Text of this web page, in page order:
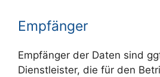
Empfänger
Empfänger der Daten sind
Dienstleister, die für den